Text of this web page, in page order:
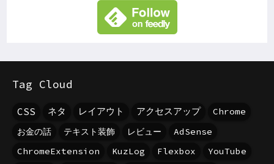
Tag Cloud
CSS ネタ レイアウト アクセスアップ
Chrome
お金の話
テキスト装飾 レビュー
AdSense
ChromeExtension
KuzLog Flexbox
YouTube